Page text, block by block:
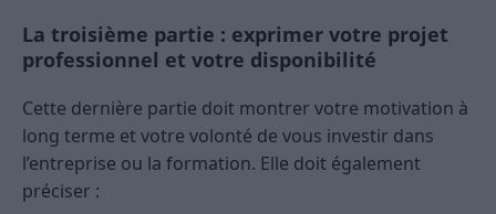
La troisième partie : exprimer votre projet
professionnel et votre disponibilité
Cette dernière partie doit montrer votre motivation à
long terme et votre volonté de vous investir dans
l’entreprise ou la formation. Elle doit également
préciser :